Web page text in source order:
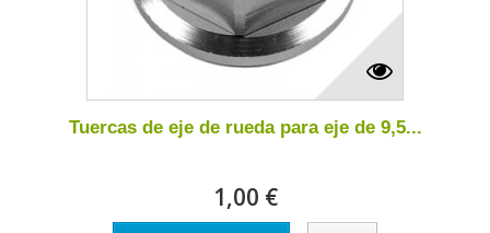
Tuercas de eje de rueda para eje de 9,5...
1,00 €